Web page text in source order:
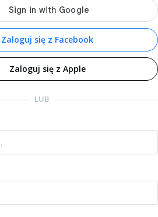
Zaloguj się z Facebook
Zaloguj się z Apple
LUB